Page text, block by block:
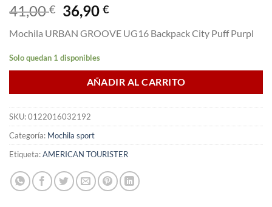
41,00€ El
precio
original
era:
41,00 €.
36,90€El
actual
36,90 €.
Mochila URBAN GROOVE UG16 Backpack City Puff Purpl
Solo quedan 1 disponibles
AÑADIR AL CARRITO
SKU:0122016032192
Categoría: Mochila sport
Etiqueta:AMERICAN TOURISTER